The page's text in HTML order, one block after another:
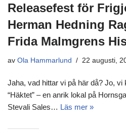
Releasefest för
Herman Hedning
Frida Malmgrens
av Ola Hammarlund 22 augusti,
Jaha, vad hittar vi på här då? Jo,
“Häktet” – en anrik lokal på
Stevali Sales… Läs mer »